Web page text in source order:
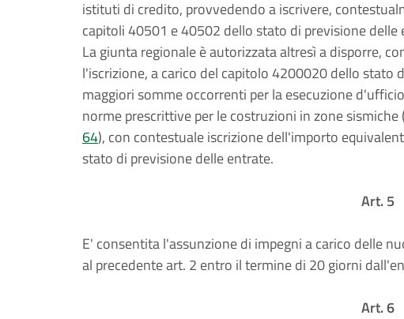
istituti di credito, provvedendo a iscrivere,
capitoli 40501 e 40502 dello stato di previsione delle
La giunta regionale è autorizzata altresì a disporre,
l'iscrizione, a carico del capitolo 4200020 dello stato
maggiori somme occorrenti per la esecuzione
norme prescrittive per le costruzioni in zone
64), con contestuale iscrizione dell'importo
stato di previsione delle entrate.
Art. 5
E' consentita l'assunzione di impegni a carico delle
al precedente art. 2 entro il termine di 20 giorni
Art. 6